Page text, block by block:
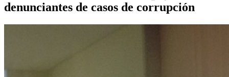
denunciantes de casos de corrupción